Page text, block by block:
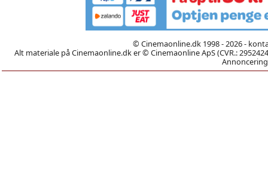
© Cinemaonline.dk 1998 - 2026 -
Alt materiale på Cinemaonline.dk er © Cinemaonline ApS (CVR.: